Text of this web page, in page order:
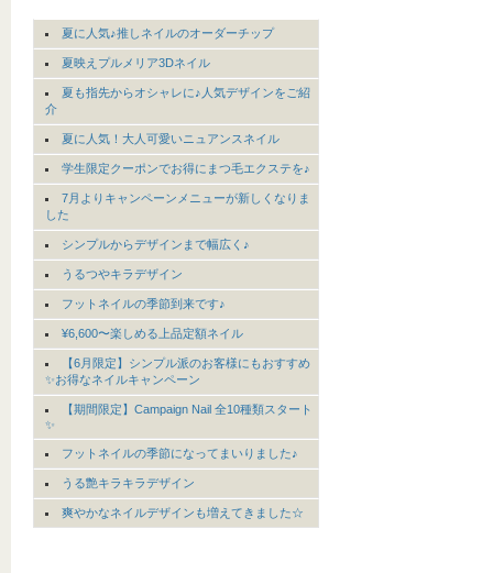
夏に人気♪推しネイルのオーダーチップ
夏映えプルメリア3Dネイル
夏も指先からオシャレに♪人気デザインをご紹
介
夏に人気！大人可愛いニュアンスネイル
学生限定クーポンでお得にまつ毛エクステを♪
7月よりキャンペーンメニューが新しくなりま
した
シンプルからデザインまで幅広く♪
うるつやキラデザイン
フットネイルの季節到来です♪
¥6,600〜楽しめる上品定額ネイル
【6月限定】シンプル派のお客様にもおすすめ
✨お得なネイルキャンペーン
【期間限定】Campaign Nail 全10種類スタート
✨
フットネイルの季節になってまいりました♪
うる艶キラキラデザイン
爽やかなネイルデザインも増えてきました☆